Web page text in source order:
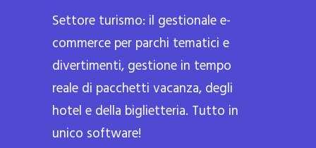
Settore turismo: il gestionale e-
commerce per parchi tematici e
divertimenti, gestione in tempo
reale di pacchetti vacanza, degli
hotel e della biglietteria. Tutto in
unico software!